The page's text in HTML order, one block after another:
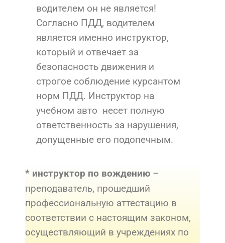
водителем он не является!
Согласно ПДД, водителем
является именно инструктор,
который и отвечает за
безопасность движения и
строгое соблюдение курсантом
норм ПДД. Инструктор на
учебном авто несет полную
ответственность за нарушения,
допущенные его подопечным.
* инструктор по вождению –
преподаватель, прошедший
профессиональную аттестацию в
соответствии с настоящим законом,
осуществляющий в учреждениях по